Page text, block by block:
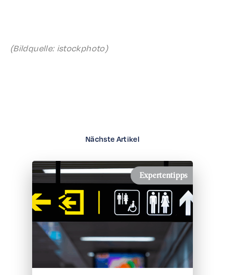
(Bildquelle: istock­pho­to)
Nächste Artikel
Expertentipps